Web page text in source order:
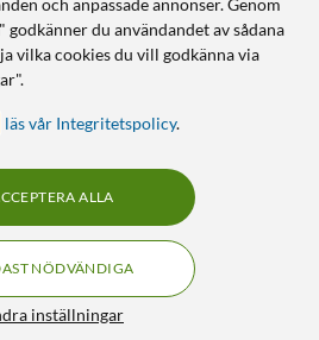
och anpassade annonser. Genom
du användandet av sådana
vilka cookies du vill godkänna via
läs vår Integritetspolicy.
inställningar
NÖDVÄNDIGA
ALLA